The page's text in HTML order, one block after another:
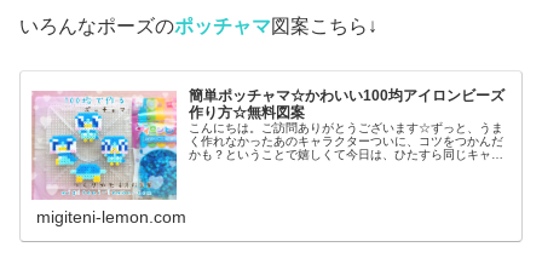
いろんなポーズのポッチャマ図案こちら↓
簡単ポッチャマ☆かわいい100均アイロンビーズ
作り方☆無料図案
こんにちは。ご訪問ありがとうございます☆ずっと、うま
く作れなかったあのキャラクターついに、コツをつかんだ
かも？ということで嬉しくて今日は、ひたすら同じキャラ
migiteni-lemon.com